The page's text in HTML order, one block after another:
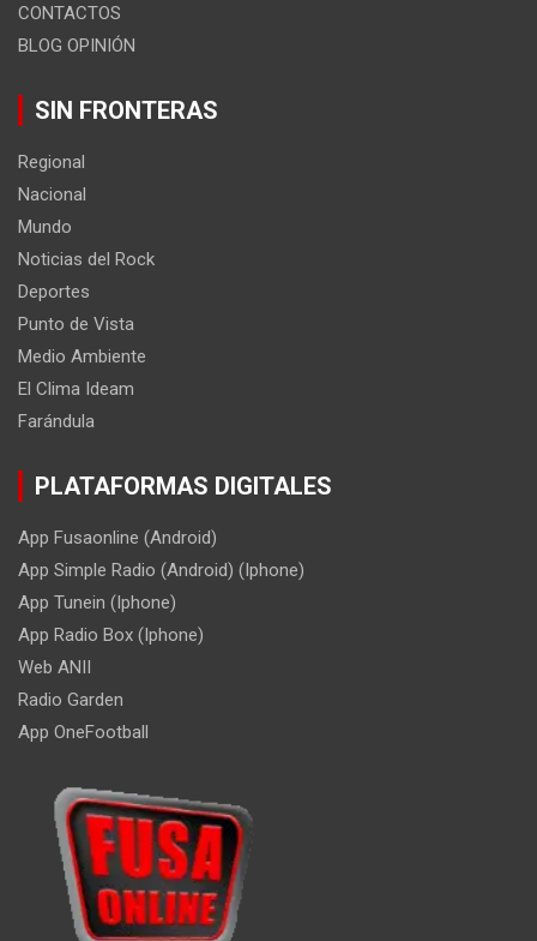
CONTACTOS
BLOG OPINIÓN
SIN FRONTERAS
Regional
Nacional
Mundo
Noticias del Rock
Deportes
Punto de Vista
Medio Ambiente
El Clima Ideam
Farándula
PLATAFORMAS DIGITALES
App Fusaonline (Android)
App Simple Radio (Android) (Iphone)
App Tunein (Iphone)
App Radio Box (Iphone)
Web ANII
Radio Garden
App OneFootball